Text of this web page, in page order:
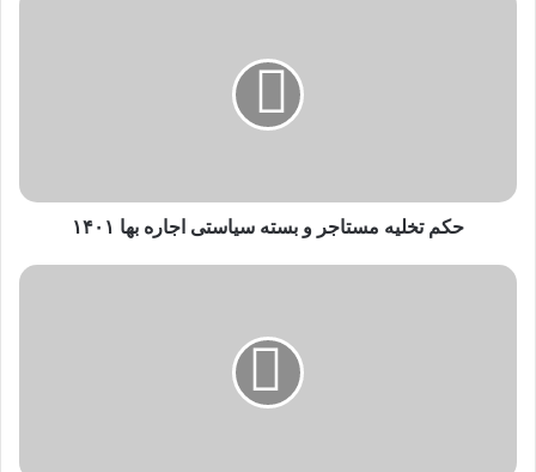
حکم تخلیه مستاجر و بسته سیاستی اجاره بها ۱۴۰۱